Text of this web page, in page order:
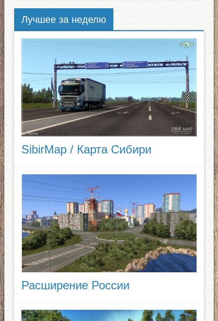
Лучшее за неделю
SibirMap / Карта Сибири
Расширение России